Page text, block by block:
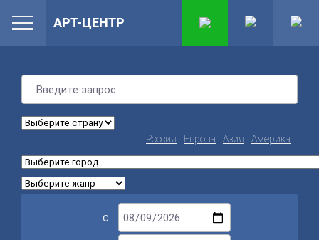
Россия Европа Азия Америка
с
АРТ-ЦЕНТР